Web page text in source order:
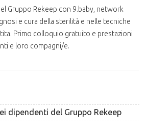
dipendenti del Gruppo Rekeep
Gruppo Rekeep con 9.baby, network
e cura della sterilità e nelle tecniche
Primo colloquio gratuito e prestazioni
e loro compagni/e.